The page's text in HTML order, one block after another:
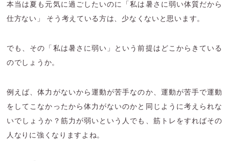
本当は夏も元気に過ごしたいのに「私は暑さに弱い体質だから
仕方ない」 そう考えている方は、少なくないと思います。
でも、その「私は暑さに弱い」という前提はどこからきている
のでしょうか。
例えば、体力がないから運動が苦手なのか、運動が苦手で運動
をしてこなかったから体力がないのかと同じように考えられな
いでしょうか？筋力が弱いという人でも、筋トレをすればその
人なりに強くなりますよね。